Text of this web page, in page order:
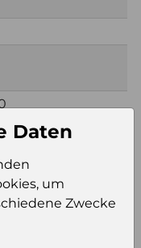
Daten
um
Zwecke